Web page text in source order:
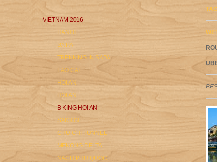
VIETNAM 2016
HANOI
SA PA
TREKKING IN SAPA
LAO CAI
HOI AN
HOI AN
BIKING HOI AN
SAIGON
CHU CHI TUNNEL
MEKONG DELTA
NACH PHU QUOC